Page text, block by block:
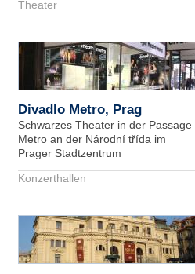
Theater
Divadlo Metro, Prag
Schwarzes Theater in der Passage
Metro an der Národní třída im
Prager Stadtzentrum
Konzerthallen